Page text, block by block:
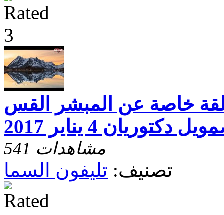
خاصة عن المبشر القس
دكتوريان 4 يناير 2017
541 مشاهدات
تصنيف: تليفون السما